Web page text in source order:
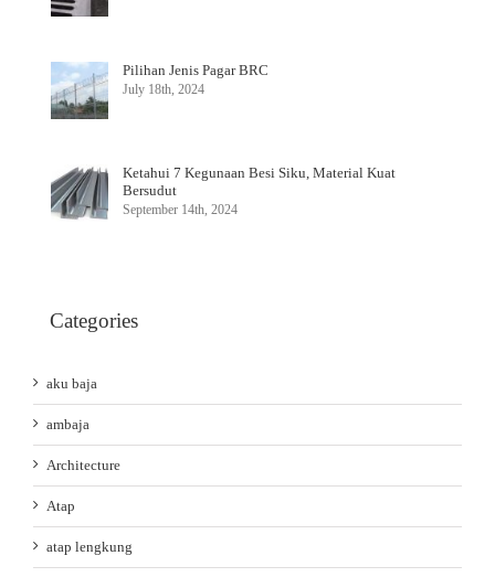
Pilihan Jenis Pagar BRC
July 18th, 2024
Ketahui 7 Kegunaan Besi Siku, Material Kuat
Bersudut
September 14th, 2024
Categories
aku baja
ambaja
Architecture
Atap
atap lengkung